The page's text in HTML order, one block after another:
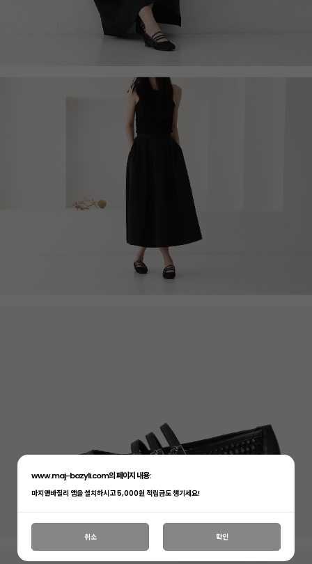
www.maj-bazyli.com의 페이지 내용:
마지앤바질리 앱을 설치하시고 5,000원 적립금도 챙기세요!
취소 확인